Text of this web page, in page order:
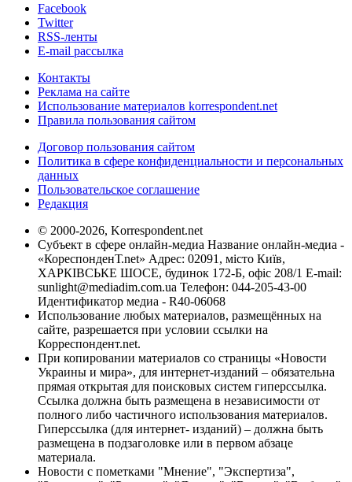
Facebook
Twitter
RSS-ленты
E-mail рассылка
Контакты
Реклама на сайте
Использование материалов korrespondent.net
Правила пользования сайтом
Договор пользования сайтом
Политика в сфере конфиденциальности и персональных
данных
Пользовательское соглашение
Редакция
© 2000-2026, Korrespondent.net
Субъект в сфере онлайн-медиа Название онлайн-медиа -
«КореспонденТ.net» Адрес: 02091, місто Київ,
ХАРКІВСЬКЕ ШОСЕ, будинок 172-Б, офіс 208/1 E-mail:
sunlight@mediadim.com.ua Телефон: 044-205-43-00
Идентификатор медиа - R40-06068
Использование любых материалов, размещённых на
сайте, разрешается при условии ссылки на
Корреспондент.net.
При копировании материалов со страницы «Новости
Украины и мира», для интернет-изданий – обязательна
прямая открытая для поисковых систем гиперссылка.
Ссылка должна быть размещена в независимости от
полного либо частичного использования материалов.
Гиперссылка (для интернет- изданий) – должна быть
размещена в подзаголовке или в первом абзаце
материала.
Новости с пометками "Мнение", "Экспертиза",